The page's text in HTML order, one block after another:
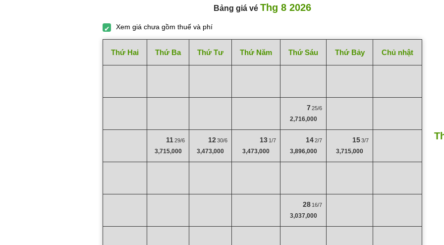
Bảng giá vé Thg 8 2026
Xem giá chưa gồm thuế và phí
Thứ Hai Thứ Ba Thứ Tư Thứ Năm Thứ Sáu Thứ Bảy Chủ nhật
725/6
2,716,000
1129/6
3,715,000
12 30/6
3,473,000
13 1/7
3,473,000
142/7
3,896,000
153/7
3,715,000
28 16/7
3,037,000